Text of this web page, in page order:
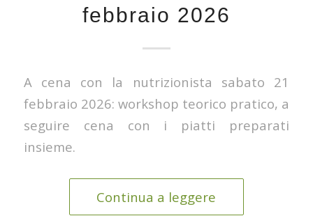
febbraio 2026
A cena con la nutrizionista sabato 21
febbraio 2026: workshop teorico pratico, a
seguire cena con i piatti preparati
insieme.
Continua a leggere